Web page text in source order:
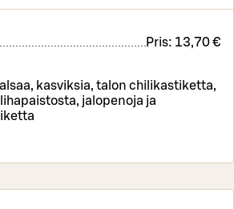
Pris: 13,70 €
kasviksia, talon chilikastiketta,
jalopenoja ja